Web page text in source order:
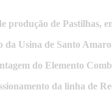
produção de Pastilhas,
da Usina de Santo
do Elemento
da linha de